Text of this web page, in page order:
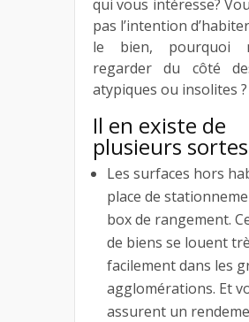
qui vous intéresse?
pas l’intention
le bien, pourquoi
regarder du côté
atypiques ou insolites ?
Il en existe de
plusieurs
Les surfaces hors
place de
box de rangement.
de biens se louent
facilement dans les
agglomérations. Et
assurent un